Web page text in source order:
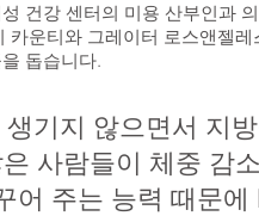
건강 센터의 미용 산부인과
운티와 그레이터 로스앤젤레
돕습니다.
기지 않으면서 지
사람들이 체중 감
어 주는 능력 때문